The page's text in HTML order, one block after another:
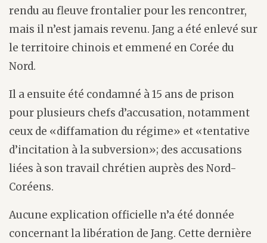
rendu au fleuve frontalier pour les rencontrer,
mais il n’est jamais revenu. Jang a été enlevé sur
le territoire chinois et emmené en Corée du
Nord.
Il a ensuite été condamné à 15 ans de prison
pour plusieurs chefs d’accusation, notamment
ceux de «diffamation du régime» et «tentative
d’incitation à la subversion»; des accusations
liées à son travail chrétien auprès des Nord-
Coréens.
Aucune explication officielle n’a été donnée
concernant la libération de Jang. Cette dernière